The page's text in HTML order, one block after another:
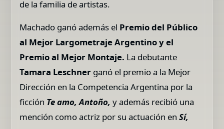
de la familia de artistas.
Machado ganó además el Premio del Público
al Mejor Largometraje Argentino y el
Premio al Mejor Montaje. La debutante
Tamara Leschner ganó el premio a la Mejor
Dirección en la Competencia Argentina por la
ficción Te amo, Antoño, y además recibió una
mención como actriz por su actuación enSí,